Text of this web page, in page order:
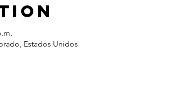
Estados Unidos